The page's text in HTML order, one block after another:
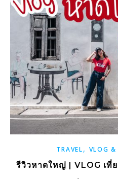
TRAVEL, VLOG &
รีวิวหาดใหญ่ | VLOG เที่